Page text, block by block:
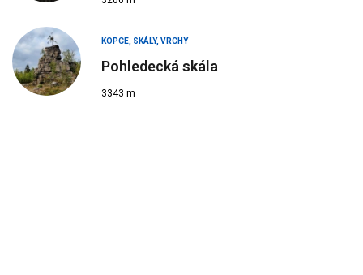
KOPCE, SKÁLY, VRCHY
Pohledecká skála
3343 m